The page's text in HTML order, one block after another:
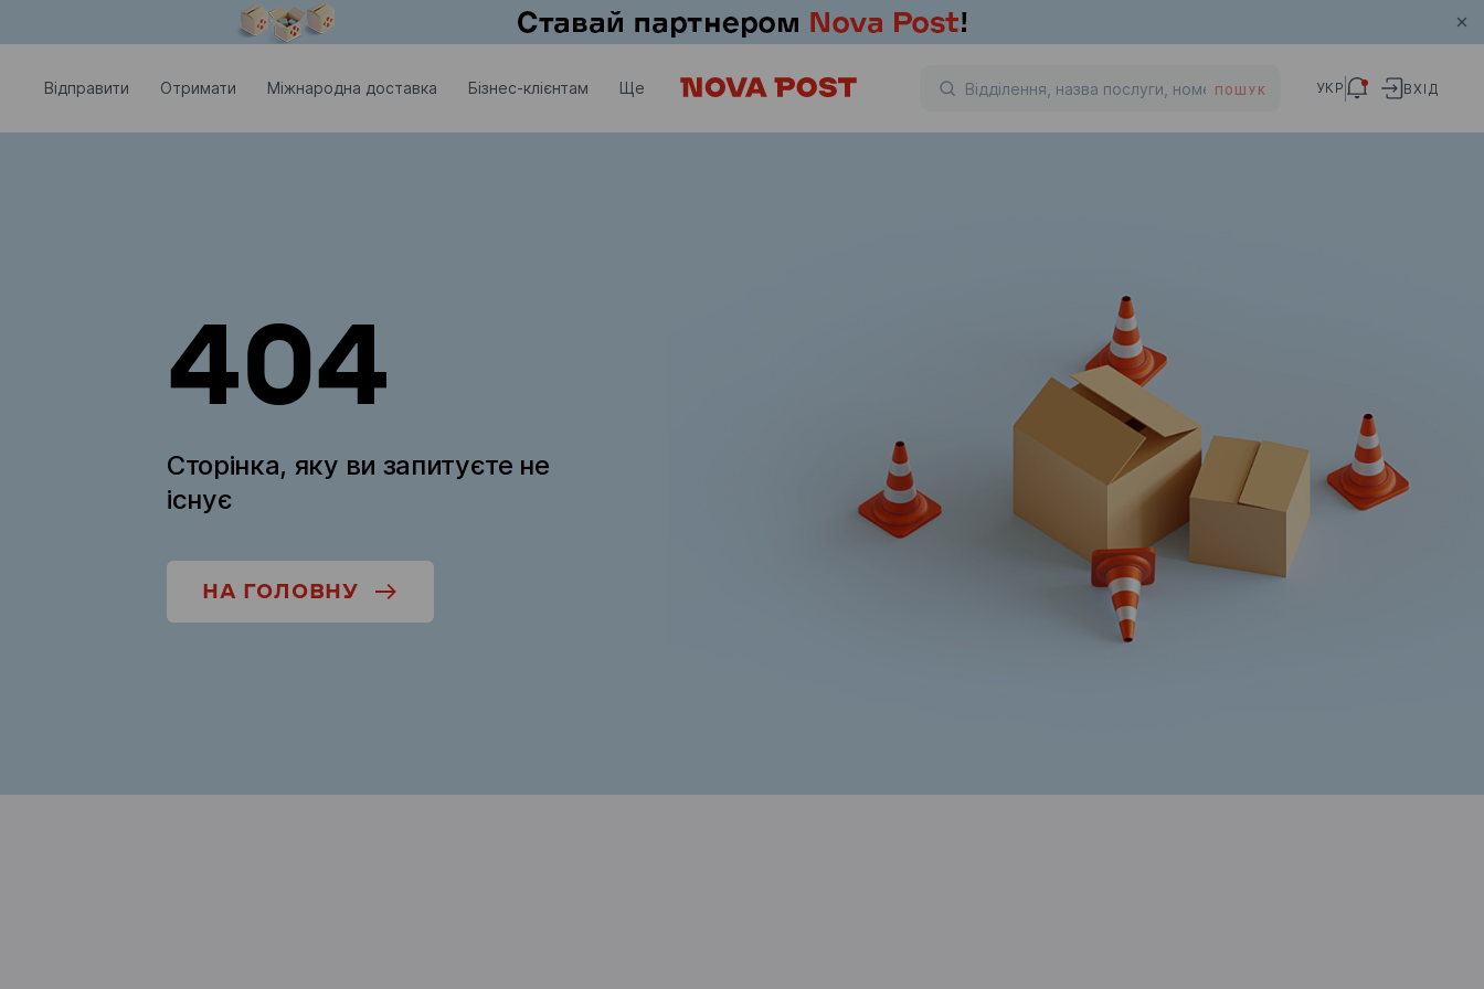
Відправити Отримати Міжнародна доставка Бізнес-клієнтам Ще ПОШУК УКР ВХІД
404
Сторінка, яку ви запитуєте не
існує
НА ГОЛОВНУ